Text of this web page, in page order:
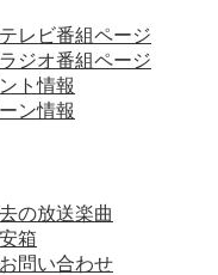
レビ番組ページ
ジオ番組ページ
ト情報
ン情報
の放送楽曲
箱
問い合わせ